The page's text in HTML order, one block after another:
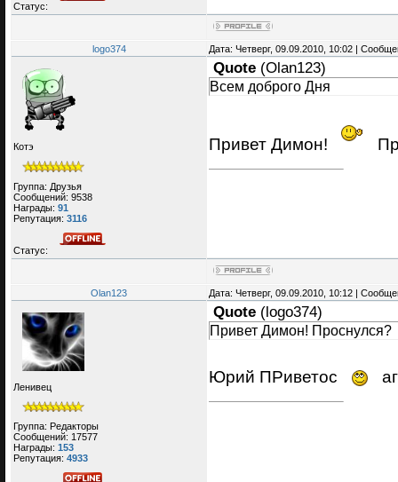
Статус:
logo374 Дата: Четверг, 09.09.2010, 10:02 |
Котэ
Группа: Друзья
Сообщений: 9538
Награды: 91
Репутация: 3116
Статус:
Quote (Olan123)
Всем доброго Дня
Привет Димон!
Olan123 Дата: Четверг, 09.09.2010, 10:12 |
Ленивец
Группа: Редакторы
Сообщений: 17577
Награды: 153
Репутация: 4933
Quote ( logo374)
Привет Димон! Проснулся?
Юрий ПРиветос